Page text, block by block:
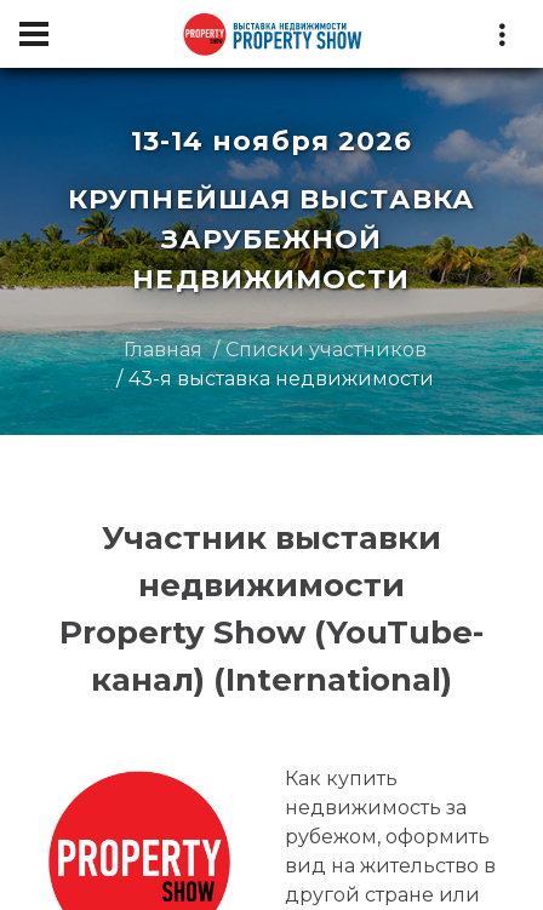
13-14 ноября 2026
КРУПНЕЙШАЯ ВЫСТАВКА
ЗАРУБЕЖНОЙ
НЕДВИЖИМОСТИ
Главная
Списки участников
43-я выставка недвижимости
Участник выставки
недвижимости
Property Show (YouTube-
канал) (International)
Как купить
недвижимость за
рубежом, оформить
вид на жительство в
другой стране или